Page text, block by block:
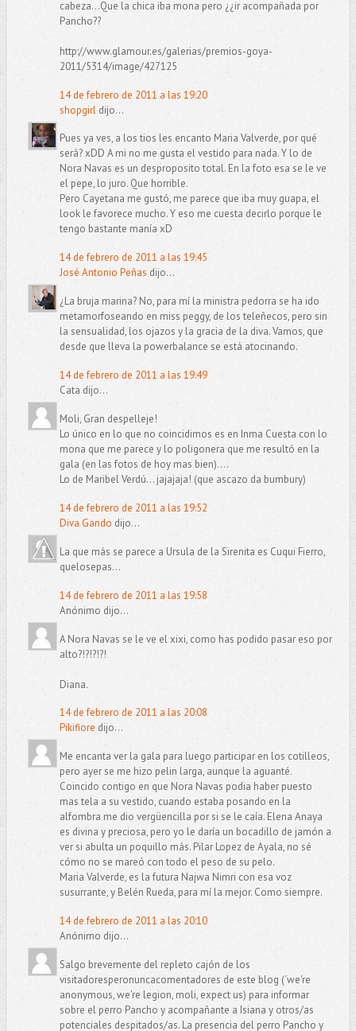
cabeza...Que la chica iba mona pero ¿¿ir acompañada por
Pancho??
http://www.glamour.es/galerias/premios-goya-
2011/5314/image/427125
14 de febrero de 2011 a las 19:20
shopgirldijo...
Pues ya ves, a los tios les encanto Maria Valverde, por qué
será? xDD A mi no me gusta el vestido para nada. Y lo de
Nora Navas es un desproposito total. En la foto esa se le ve
el pepe, lo juro. Que horrible.
Pero Cayetana me gustó, me parece que iba muy guapa, el
look le favorece mucho. Y eso me cuesta decirlo porque le
tengo bastante manía xD
14 de febrero de 2011 a las 19:45
José Antonio Peñas dijo...
¿La bruja marina? No, para mí la ministra pedorra se ha ido
metamorfoseando en miss peggy, de los teleñecos, pero sin
la sensualidad, los ojazos y la gracia de la diva. Vamos, que
desde que lleva la powerbalance se está atocinando.
14 de febrero de 2011 a las 19:49
Cata dijo...
Moli, Gran despelleje!
Lo único en lo que no coincidimos es en Inma Cuesta con lo
mona que me parece y lo poligonera que me resultó en la
gala (en las fotos de hoy mas bien)....
Lo de Maribel Verdú... jajajaja! (que ascazo da bumbury)
14 de febrero de 2011 a las 19:52
Diva Gando dijo...
La que más se parece a Ursula de la Sirenita es Cuqui Fierro,
quelosepas...
14 de febrero de 2011 a las 19:58
Anónimo dijo...
A Nora Navas se le ve el xixi, como has podido pasar eso por
alto?!?!?!?!
Diana.
14 de febrero de 2011 a las 20:08
Pikifiore dijo...
Me encanta ver la gala para luego participar en los cotilleos,
pero ayer se me hizo pelin larga, aunque la aguanté.
Coincido contigo en que Nora Navas podia haber puesto
mas tela a su vestido, cuando estaba posando en la
alfombra me dio vergüencilla por si se le caía. Elena Anaya
es divina y preciosa, pero yo le daría un bocadillo de jamón a
ver si abulta un poquillo más. Pilar Lopez de Ayala, no sé
cómo no se mareó con todo el peso de su pelo.
Maria Valverde, es la futura Najwa Nimri con esa voz
susurrante, y Belén Rueda, para mí la mejor. Como siempre.
14 de febrero de 2011 a las 20:10
Anónimo dijo...
Salgo brevemente del repleto cajón de los
visitadoresperonuncacomentadores de este blog (´we're
anonymous, we're legion, moli, expect us) para informar
sobre el perro Pancho y acompañante a Isiana y otros/as
potenciales despitados/as. La presencia del perro Pancho y